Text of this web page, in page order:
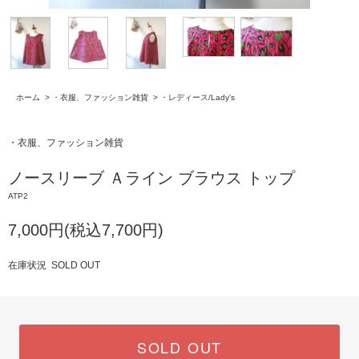
ホーム > ・衣服、ファッション雑貨 > ・レディース/Lady's
・衣服、ファッション雑貨
ノースリーブ Ａライン ブラウス トップ
ATP2
7,000円(税込7,700円)
在庫状況 SOLD OUT
SOLD OUT